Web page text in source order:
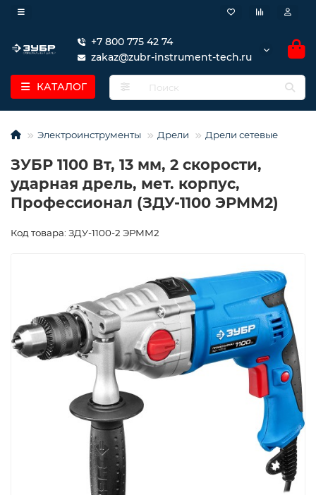
+7 800 775 42 74
zakaz@zubr-instrument-tech.ru
КАТАЛОГ
Электроинструменты Дрели Дрели сетевые
ЗУБР 1100 Вт, 13 мм, 2 скорости,
ударная дрель, мет. корпус,
Профессионал (ЗДУ-1100 ЭРММ2)
Код товара: ЗДУ-1100-2 ЭРММ2